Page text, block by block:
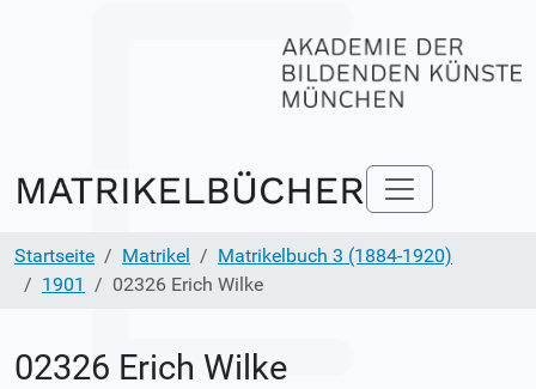
Startseite Matrikel
Matrikelbuch 3 (1884-1920)
1901
02326 Erich Wilke
02326 Erich Wilke